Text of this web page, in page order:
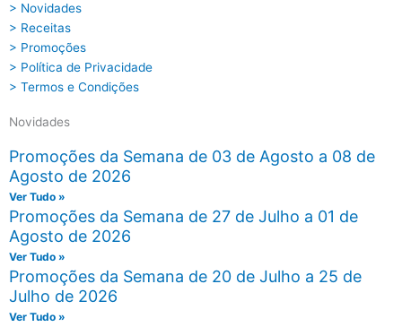
> Novidades
> Receitas
> Promoções
> Política de Privacidade
> Termos e Condições
Novidades
Promoções da Semana de 03 de Agosto a 08 de
Agosto de 2026
Ver Tudo »
Promoções da Semana de 27 de Julho a 01 de
Agosto de 2026
Ver Tudo »
Promoções da Semana de 20 de Julho a 25 de
Julho de 2026
Ver Tudo »